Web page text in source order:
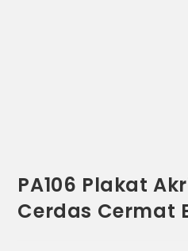
PA106 Plakat
Cerdas Cermat